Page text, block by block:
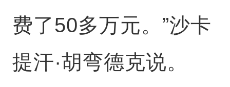
费了50多万元。”沙卡
提汗·胡弯德克说。